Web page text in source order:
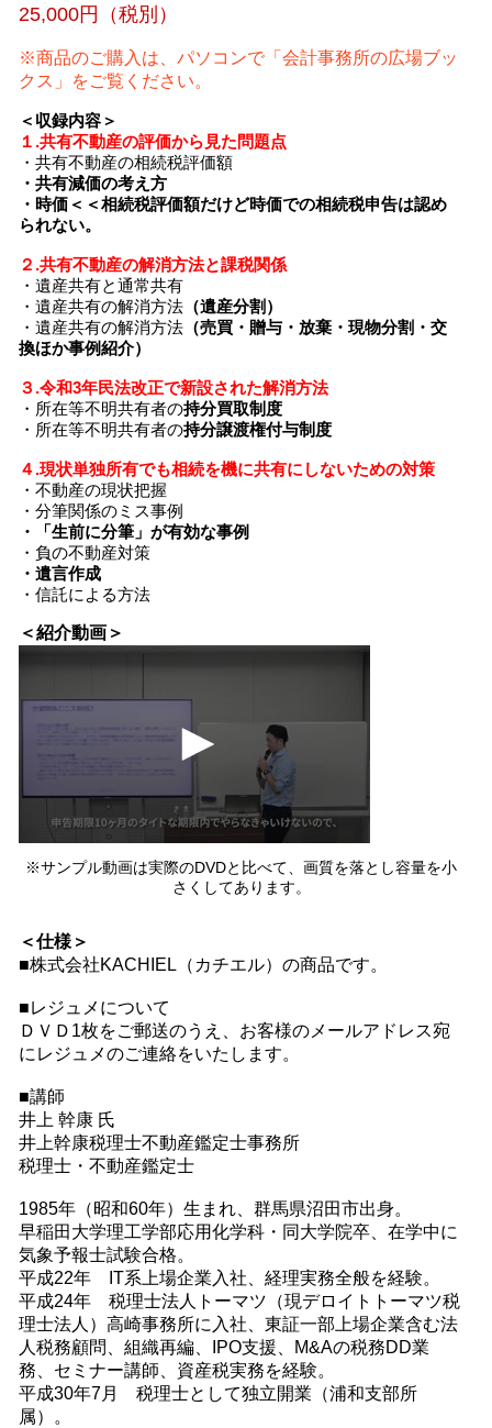
25,000円（税別）
※商品のご購入は、パソコンで「会計事務所の広場ブッ
クス」をご覧ください。
＜収録内容＞
１.共有不動産の評価から見た問題点
・共有不動産の相続税評価額
・共有減価の考え方
・時価＜＜相続税評価額だけど時価での相続税申告は認め
られない。
２.共有不動産の解消方法と課税関係
・遺産共有と通常共有
・遺産共有の解消方法 （遺産分割）
・遺産共有の解消方法 （売買・贈与・放棄・現物分割・交
換ほか事例紹介）
３.令和3年民法改正で新設された解消方法
・所在等不明共有者の持分買取制度
・所在等不明共有者の持分譲渡権付与制度
４.現状単独所有でも相続を機に共有にしないための対策
・不動産の現状把握
・分筆関係のミス事例
・「生前に分筆」が有効な事例
・負の不動産対策
・遺言作成
・信託による方法
＜紹介動画＞
0
seconds
※サンプル動画は実際のDVDと比べて、画質を落とし容量を小
さくしてあります。
＜仕様＞
■株式会社KACHIEL（カチエル）の商品です。
■レジュメについて
ＤＶＤ1枚をご郵送のうえ、お客様のメールアドレス宛
にレジュメのご連絡をいたします。
■講師
井上 幹康 氏
井上幹康税理士不動産鑑定士事務所
税理士・不動産鑑定士
1985年（昭和60年）生まれ、群馬県沼田市出身。
早稲田大学理工学部応用化学科・同大学院卒、在学中に
気象予報士試験合格。
平成22年 IT系上場企業入社、経理実務全般を経験。
平成24年 税理士法人トーマツ（現デロイトトーマツ税
理士法人）高崎事務所に入社、東証一部上場企業含む法
人税務顧問、組織再編、IPO支援、M&Aの税務DD業
務、セミナー講師、資産税実務を経験。
平成30年7月 税理士として独立開業（浦和支部所
属）。